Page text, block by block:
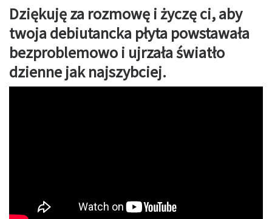
Dziękuję za rozmowę i życzę ci, aby
twoja debiutancka płyta powstawała
bezproblemowo i ujrzała światło
dzienne jak najszybciej.